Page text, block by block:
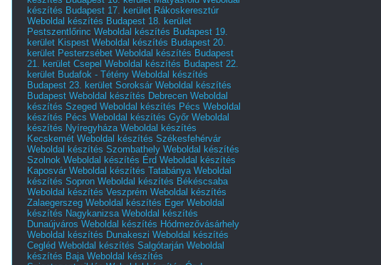
készítés Budapest 17. kerület Rákoskeresztúr
Weboldal készítés Budapest 18. kerület
Pestszentlőrinc Weboldal készítés Budapest 19.
kerület Kispest Weboldal készítés Budapest 20.
kerület Pesterzsébet Weboldal készítés Budapest
21. kerület Csepel Weboldal készítés Budapest 22.
kerület Budafok - Tétény Weboldal készítés
Budapest 23. kerület Soroksár Weboldal készítés
Budapest Weboldal készítés Debrecen Weboldal
készítés Szeged Weboldal készítés Pécs Weboldal
készítés Pécs Weboldal készítés Győr Weboldal
készítés Nyíregyháza Weboldal készítés
Kecskemét Weboldal készítés Székesfehérvár
Weboldal készítés Szombathely Weboldal készítés
Szolnok Weboldal készítés Érd Weboldal készítés
Kaposvár Weboldal készítés Tatabánya Weboldal
készítés Sopron Weboldal készítés Békéscsaba
Weboldal készítés Veszprém Weboldal készítés
Zalaegerszeg Weboldal készítés Eger Weboldal
készítés Nagykanizsa Weboldal készítés
Dunaújváros Weboldal készítés Hódmezővásárhely
Weboldal készítés Dunakeszi Weboldal készítés
Cegléd Weboldal készítés Salgótarján Weboldal
készítés Baja Weboldal készítés